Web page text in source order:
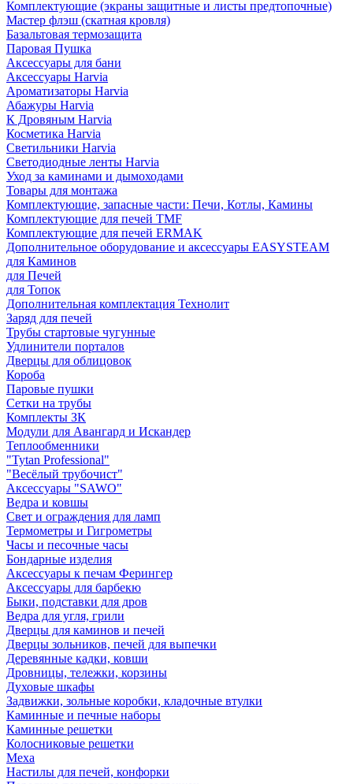
Комплектующие (экраны защитные и листы предтопочные)
Мастер флэш (скатная кровля)
Базальтовая термозащита
Паровая Пушка
Аксессуары для бани
Аксессуары Harvia
Ароматизаторы Harvia
Абажуры Harvia
К Дровяным Harvia
Косметика Harvia
Светильники Harvia
Светодиодные ленты Harvia
Уход за каминами и дымоходами
Товары для монтажа
Комплектующие, запасные части: Печи, Котлы, Камины
Комплектующие для печей TMF
Комплектующие для печей ERMAK
Дополнительное оборудование и аксессуары EASYSTEAM
для Каминов
для Печей
для Топок
Дополнительная комплектация Технолит
Заряд для печей
Трубы стартовые чугунные
Удлинители порталов
Дверцы для облицовок
Короба
Паровые пушки
Сетки на трубы
Комплекты ЗК
Модули для Авангард и Искандер
Теплообменники
"Tytan Professional"
"Весёлый трубочист"
Аксессуары "SAWO"
Ведра и ковшы
Свет и ограждения для ламп
Термометры и Гигрометры
Часы и песочные часы
Бондарные изделия
Аксессуары к печам Ферингер
Аксессуары для барбекю
Быки, подставки для дров
Ведра для угля, грили
Дверцы для каминов и печей
Дверцы зольников, печей для выпечки
Деревянные кадки, ковши
Дровницы, тележки, корзины
Духовые шкафы
Задвижки, зольные коробки, кладочные втулки
Каминные и печные наборы
Каминные решетки
Колосниковые решетки
Меха
Настилы для печей, конфорки